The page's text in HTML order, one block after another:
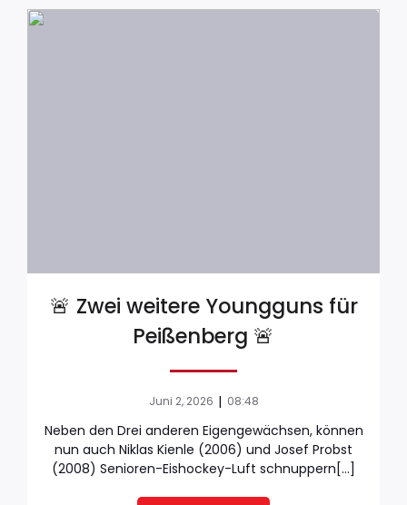
🚨 Zwei weitere Youngguns für
Peißenberg 🚨
Juni 2, 2026 | 08:48
Neben den Drei anderen Eigengewächsen, können
nun auch Niklas Kienle (2006) und Josef Probst
(2008) Senioren-Eishockey-Luft schnuppern[…]